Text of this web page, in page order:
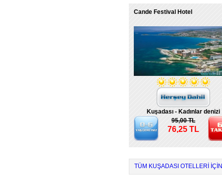
Cande Festival Hotel
Kuşadası - Kadınlar denizi
95,00 TL
76,25 TL
TÜM KUŞADASI OTELLERI